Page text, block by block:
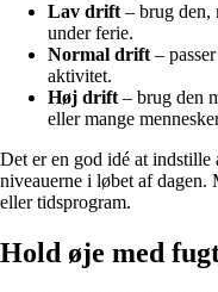
Lav drift – brug den,
under ferie.
Normal drift –
aktivitet.
Høj drift – brug den
eller mange
Det er en god idé at
niveauerne i løbet af dagen.
eller tidsprogram.
Hold øje med